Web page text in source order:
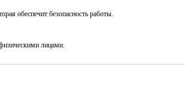
обеспечит безопасность работы.
лицами.